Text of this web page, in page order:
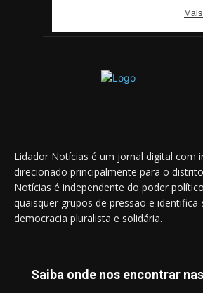
Lidador Notícias é um jornal digital com
direcionado principalmente para o
Notícias é independente do poder
quaisquer grupos de pressão e
democracia pluralista e solidária.
Saiba onde nos encontrar